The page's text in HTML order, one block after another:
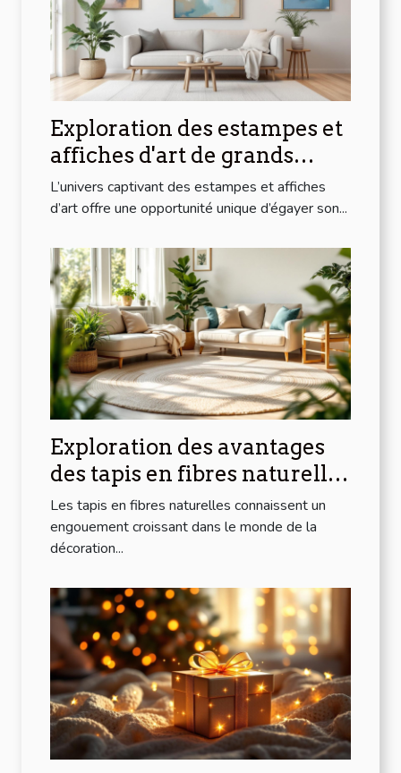
Exploration des estampes et
affiches d'art de grands
artistes modernes à prix
abordables
L’univers captivant des estampes et affiches
d’art offre une opportunité unique d’égayer son...
Exploration des avantages
des tapis en fibres naturelles
pour la maison
Les tapis en fibres naturelles connaissent un
engouement croissant dans le monde de la
décoration...